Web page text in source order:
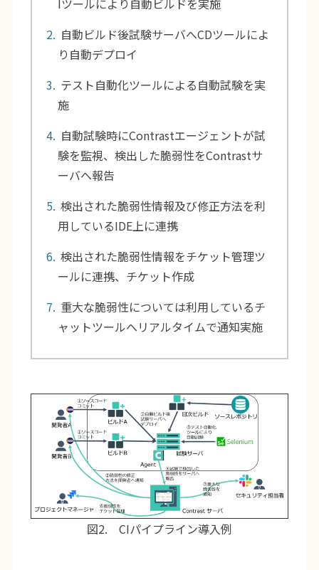
自動ビルド後試験サーバへCDツールによ
り自動デプロイ
テスト自動化ツールによる自動試験を実
施
自動試験時にContrastエージェントが試
験を監視、検出した脆弱性をContrastサ
ーバへ報告
検出された脆弱性情報及び修正方法を利
用しているIDE上に連携
検出された脆弱性情報をチケット管理ツ
ールに連携、チケット作成
重大な脆弱性については利用しているチ
ャットツールへリアルタイムで通知実施
図2. CIパイプライン導入例